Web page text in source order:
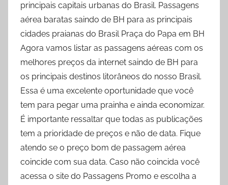
principais capitais urbanas do Brasil. Passagens
aérea baratas saindo de BH para as principais
cidades praianas do Brasil Praça do Papa em BH
Agora vamos listar as passagens aéreas com os
melhores preços da internet saindo de BH para
os principais destinos litorâneos do nosso Brasil.
Essa é uma excelente oportunidade que você
tem para pegar uma prainha e ainda economizar.
É importante ressaltar que todas as publicações
tem a prioridade de preços e não de data. Fique
atendo se o preço bom de passagem aérea
coincide com sua data. Caso não coincida você
acessa o site do Passagens Promo e escolha a